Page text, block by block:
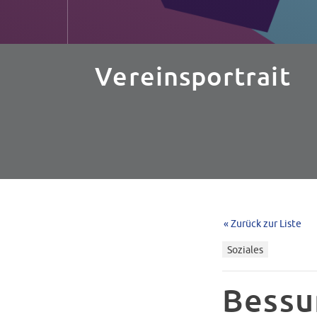
Vereinsportrait
« Zurück zur Liste
Soziales